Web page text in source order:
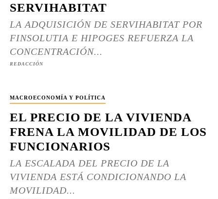
SERVIHABITAT
LA ADQUISICIÓN DE SERVIHABITAT POR
FINSOLUTIA E HIPOGES REFUERZA LA
CONCENTRACIÓN...
REDACCIÓN
MACROECONOMÍA Y POLÍTICA
EL PRECIO DE LA VIVIENDA
FRENA LA MOVILIDAD DE LOS
FUNCIONARIOS
LA ESCALADA DEL PRECIO DE LA
VIVIENDA ESTÁ CONDICIONANDO LA
MOVILIDAD...